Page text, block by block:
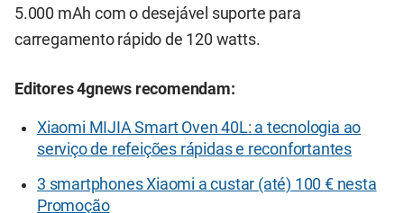
5.000 mAh com o desejável suporte para
carregamento rápido de 120 watts.
Editores 4gnews recomendam:
Xiaomi MIJIA Smart Oven 40L: a tecnologia ao
serviço de refeições rápidas e reconfortantes
3 smartphones Xiaomi a custar (até) 100 € nesta
Promoção